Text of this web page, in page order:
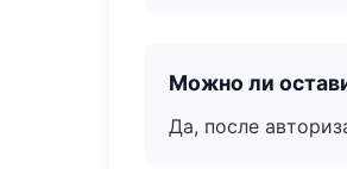
Можно ли
Да, после